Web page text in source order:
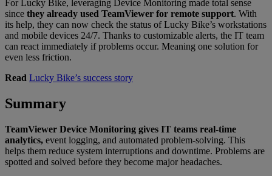
For Lucky Bike, leveraging Device Monitoring made total sense
since they already used TeamViewer for remote support. With
its help, they can now check the status of Lucky Bike’s workstations
and mobile devices 24/7. Thanks to customizable alerts, the IT team
can react immediately if problems occur. Meaning one solution for
even less friction.
Read Lucky Bike’s success story
Summary
TeamViewer Device Monitoring gives IT teams real-time
analytics, event logging, and automated problem-solving. This
helps them reduce system interruptions and downtime. Problems are
spotted and solved before they become major headaches.